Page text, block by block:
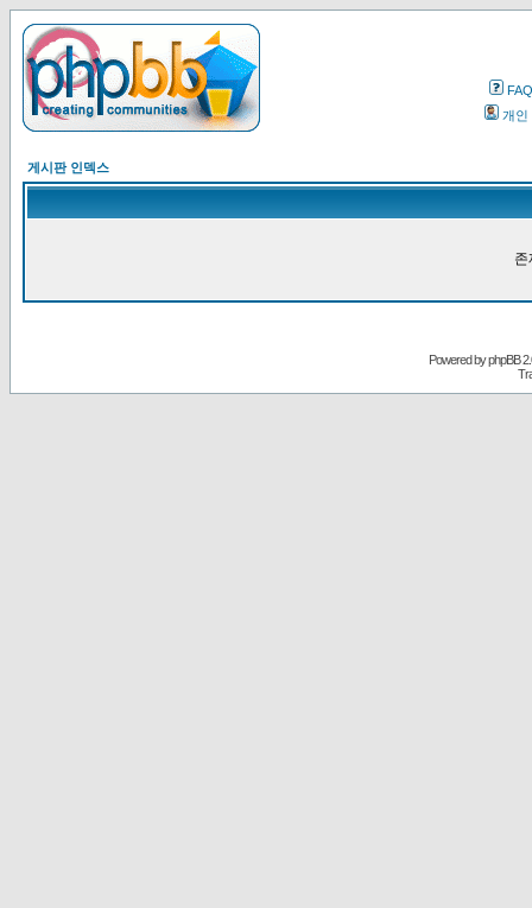
FAQ
개인
게시판 인덱스
존
Powered byphpBB